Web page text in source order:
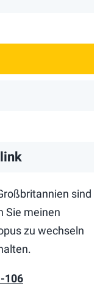
sind
Sie meinen
zu wechseln
106